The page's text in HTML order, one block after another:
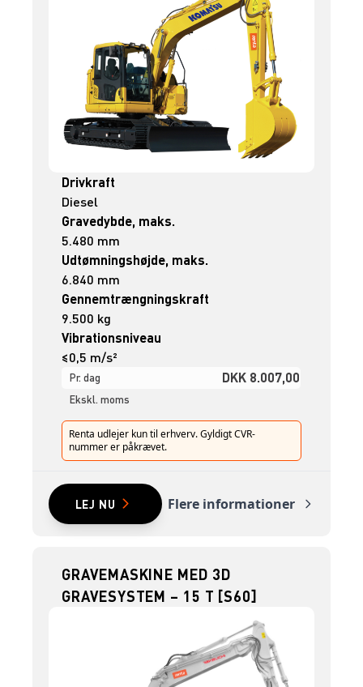
Drivkraft
Diesel
Gravedybde, maks.
5.480 mm
Udtømningshøjde, maks.
6.840 mm
Gennemtrængningskraft
9.500 kg
Vibrationsniveau
≤0,5 m/s²
Pr. dag DKK 8.007,00
Ekskl. moms
Renta udlejer kun til erhverv. Gyldigt CVR-
nummer er påkrævet.
LEJ NU Flere informationer
GRAVEMASKINE MED 3D
GRAVESYSTEM – 15 T [S60]